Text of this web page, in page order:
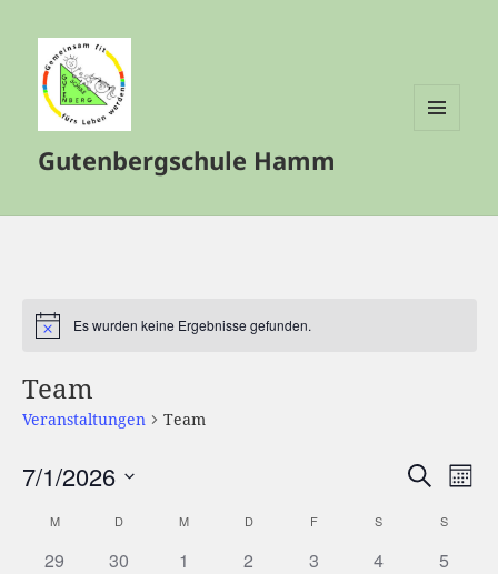
Gutenbergschule Hamm
HinweisEs wurden keine Ergebnisse gefunden.
Team
Veranstaltungen Team
SUCHE
7/1/2026
wählen.
Kalender
von
MMONTAG D DIENSTAGM MITTWOCH
DDONNERSTAG
FFREITAG S SAMSTAGS
29 30 1 2 3 4
5